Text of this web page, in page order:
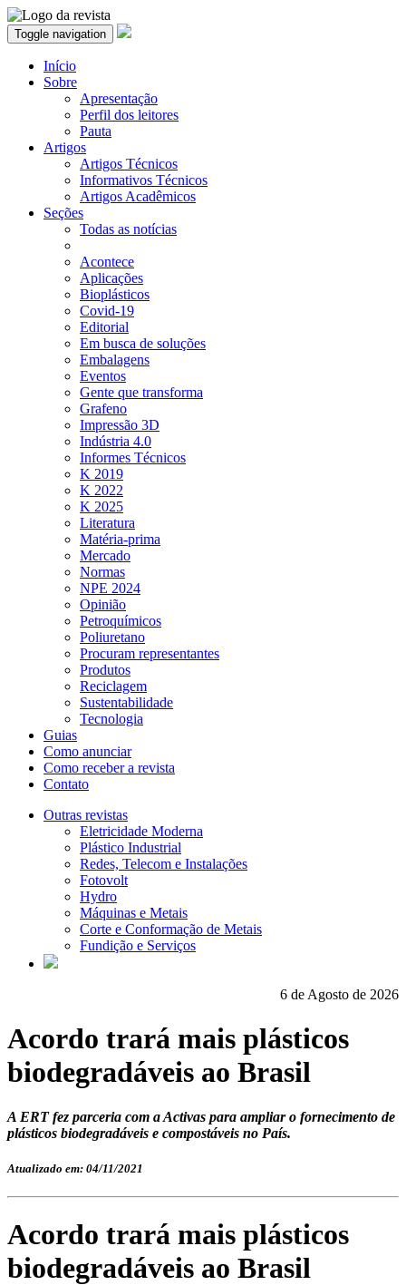
Toggle navigation
Início
Sobre
Apresentação
Perfil dos leitores
Pauta
Artigos
Artigos Técnicos
Informativos Técnicos
Artigos Acadêmicos
Seções
Todas as notícias
Acontece
Aplicações
Bioplásticos
Covid-19
Editorial
Em busca de soluções
Embalagens
Eventos
Gente que transforma
Grafeno
Impressão 3D
Indústria 4.0
Informes Técnicos
K 2019
K 2022
K 2025
Literatura
Matéria-prima
Mercado
Normas
NPE 2024
Opinião
Petroquímicos
Poliuretano
Procuram representantes
Produtos
Reciclagem
Sustentabilidade
Tecnologia
Guias
Como anunciar
Como receber a revista
Contato
Outras revistas
Eletricidade Moderna
Plástico Industrial
Redes, Telecom e Instalações
Fotovolt
Hydro
Máquinas e Metais
Corte e Conformação de Metais
Fundição e Serviços
6 de Agosto de 2026
Acordo trará mais plásticos
biodegradáveis ao Brasil
A ERT fez parceria com a Activas para ampliar o fornecimento de
plásticos biodegradáveis e compostáveis no País.
Atualizado em: 04/11/2021
Acordo trará mais plásticos
biodegradáveis ao Brasil